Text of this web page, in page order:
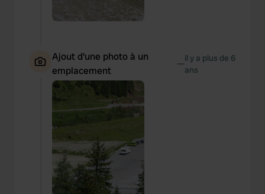
Ajout d'une photo à un
emplacement
—il y a plus de 6
ans